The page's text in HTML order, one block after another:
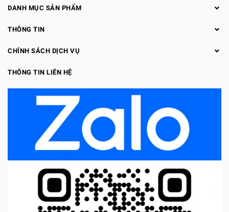
DANH MỤC SẢN PHẨM
THÔNG TIN
CHÍNH SÁCH DỊCH VỤ
THÔNG TIN LIÊN HỆ